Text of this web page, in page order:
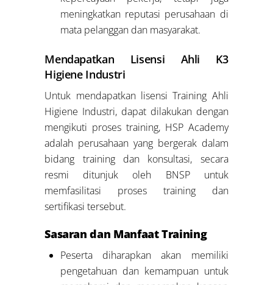
meningkatkan reputasi perusahaan di
mata pelanggan dan masyarakat.
Mendapatkan Lisensi Ahli K3
Higiene Industri
Untuk mendapatkan lisensi Training Ahli
Higiene Industri, dapat dilakukan dengan
mengikuti proses training, HSP Academy
adalah perusahaan yang bergerak dalam
bidang training dan konsultasi, secara
resmi ditunjuk oleh BNSP untuk
memfasilitasi proses training dan
sertifikasi tersebut.
Sasaran dan Manfaat Training
Peserta diharapkan akan memiliki
pengetahuan dan kemampuan untuk